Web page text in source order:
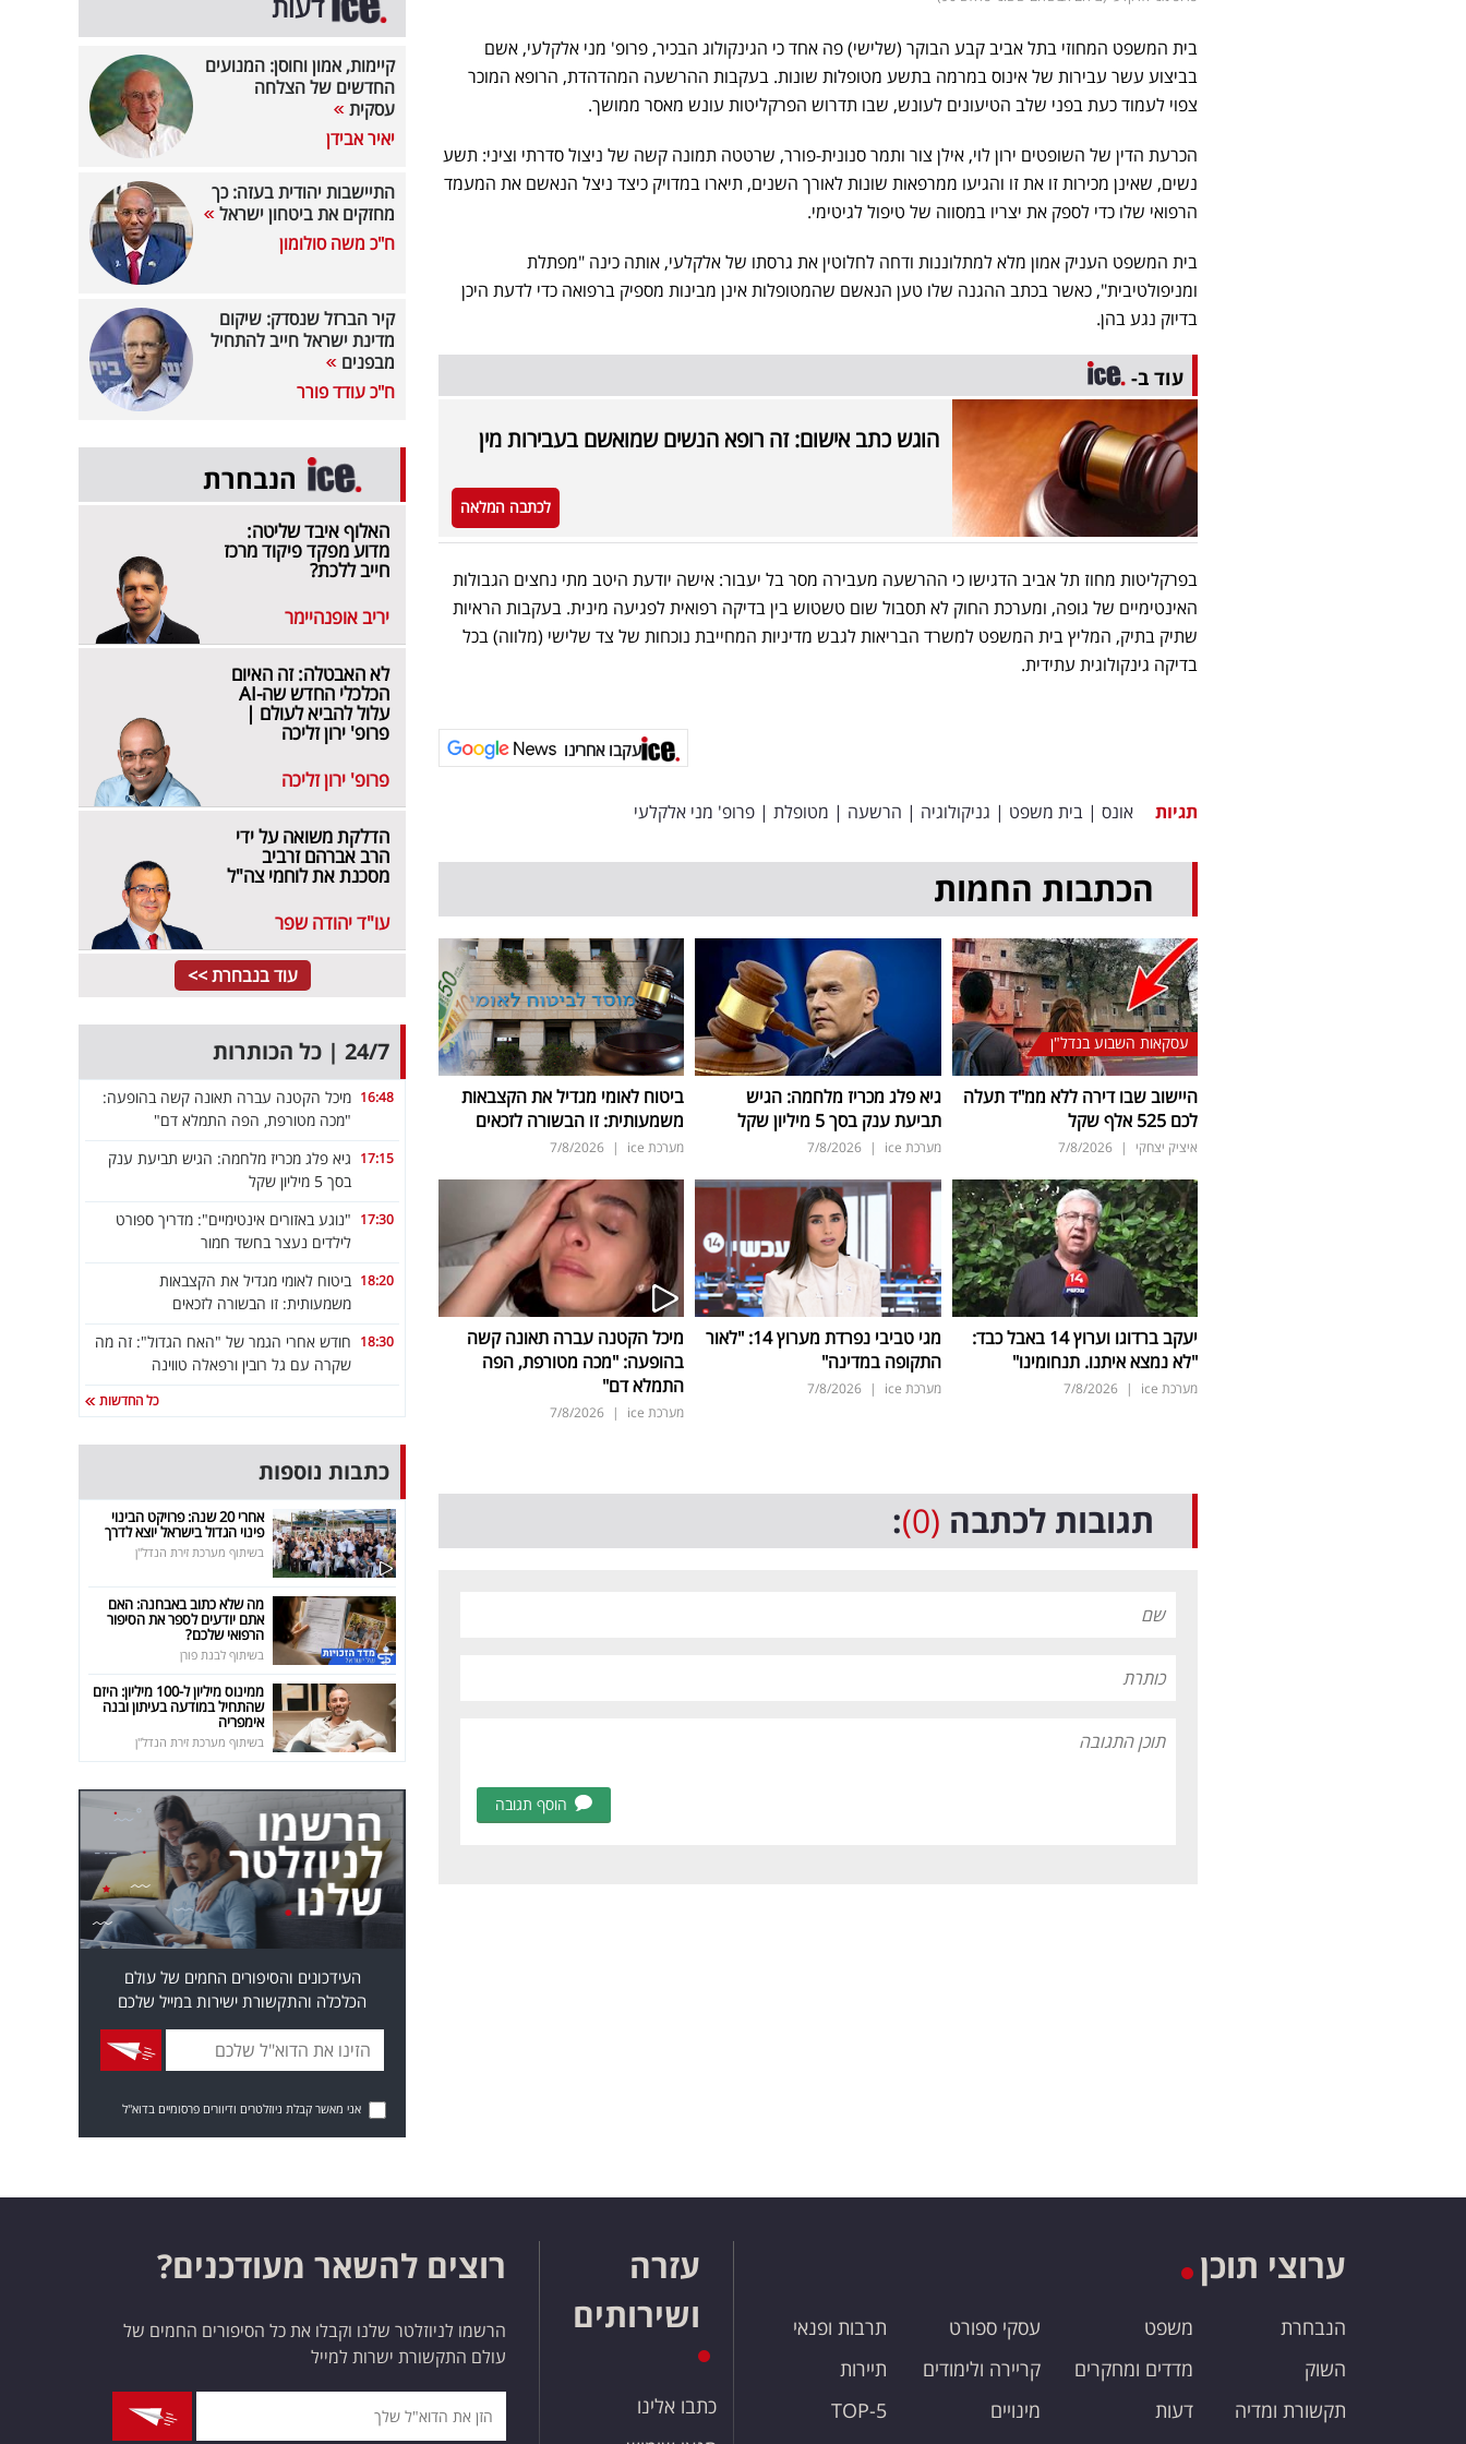
בית המשפט המחוזי בתל אביב קבע הבוקר (שלישי) פה אחד כי הגינקולוג הבכיר, פרופ' מני אלקלעי, אשם
בביצוע עשר עבירות של אינוס במרמה בתשע מטופלות שונות. בעקבות ההרשעה המהדהדת, הרופא המוכר
צפוי לעמוד כעת בפני שלב הטיעונים לעונש, שבו תדרוש הפרקליטות עונש מאסר ממושך.
הכרעת הדין של השופטים ירון לוי, אילן צור ותמר סנונית-פורר, שרטטה תמונה קשה של ניצול סדרתי וציני: תשע
נשים, שאינן מכירות זו את זו והגיעו ממרפאות שונות לאורך השנים, תיארו במדויק כיצד ניצל הנאשם את המעמד
הרפואי שלו כדי לספק את יצריו במסווה של טיפול לגיטימי.
בית המשפט העניק אמון מלא למתלוננות ודחה לחלוטין את גרסתו של אלקלעי, אותה כינה "מפתלת
ומניפולטיבית", כאשר בכתב ההגנה שלו טען הנאשם שהמטופלות אינן מבינות מספיק ברפואה כדי לדעת היכן
בדיוק נגע בהן.
עוד ב-
הוגש כתב אישום: זה רופא הנשים שמואשם בעבירות מין
לכתבה המלאה
בפרקליטות מחוז תל אביב הדגישו כי ההרשעה מעבירה מסר בל יעבור: אישה יודעת היטב מתי נחצים הגבולות
האינטימיים של גופה, ומערכת החוק לא תסבול שום טשטוש בין בדיקה רפואית לפגיעה מינית. בעקבות הראיות
שתיק בתיק, המליץ בית המשפט למשרד הבריאות לגבש מדיניות המחייבת נוכחות של צד שלישי (מלווה) בכל
בדיקה גינקולוגית עתידית.
עקבו אחרינו
תגיות אונס | בית משפט | גניקולוגיה | הרשעה | מטופלת | פרופ' מני אלקלעי
הכתבות החמות
עסקאות השבוע בנדל"ן
היישוב שבו דירה ללא ממ"ד תעלה
לכם 525 אלף שקל
איציק יצחקי |
7/8/2026
גיא פלג מכריז מלחמה: הגיש
תביעת ענק בסך 5 מיליון שקל
מערכת ice |
7/8/2026
ביטוח לאומי מגדיל את הקצבאות
משמעותית: זו הבשורה לזכאים
מערכת ice |
7/8/2026
יעקב ברדוגו וערוץ 14 באבל כבד:
"לא נמצא איתנו. תנחומינו"
מערכת ice |
7/8/2026
מגי טביבי נפרדת מערוץ 14: "לאור
התקופה במדינה"
מערכת ice |
7/8/2026
מיכל הקטנה עברה תאונה קשה
בהופעה: "מכה מטורפת, הפה
התמלא דם"
מערכת ice |
7/8/2026
תגובות לכתבה (0)
:
הוסף תגובה
קיימות, אמון וחוסן: המנועים
החדשים של הצלחה
עסקית
יאיר אבידן
התיישבות יהודית בעזה: כך
מחזקים את ביטחון ישראל
ח"כ משה סולומון
קיר הברזל שנסדק: שיקום
מדינת ישראל חייב להתחיל
מבפנים
ח"כ עודד פורר
הנבחרת
האלוף איבד שליטה:
מדוע מפקד פיקוד מרכז
חייב ללכת?
יריב אופנהיימר
לא האבטלה: זה האיום
הכלכלי החדש שה-AI
עלול להביא לעולם |
פרופ' ירון זליכה
פרופ' ירון זליכה
הדלקת משואה על ידי
הרב אברהם זרביב
מסכנת את לוחמי צה"ל
עו"ד יהודה שפר
עוד בנבחרת >>
24/7 | כל הכותרות
16:48 מיכל הקטנה עברה תאונה קשה בהופעה:
"מכה מטורפת, הפה התמלא דם"
17:15 גיא פלג מכריז מלחמה: הגיש תביעת ענק
בסך 5 מיליון שקל
17:30 "נוגע באזורים אינטימיים": מדריך ספורט
לילדים נעצר בחשד חמור
18:20 ביטוח לאומי מגדיל את הקצבאות
משמעותית: זו הבשורה לזכאים
18:30 חודש אחרי הגמר של "האח הגדול": זה מה
שקרה עם גל רובין ורפאלה טווינה
כל החדשות
כתבות נוספות
אחרי 20 שנה: פרויקט הבינוי
פינוי הגדול בישראל יוצא לדרך
בשיתוף מערכת זירת הנדל"ן
מה שלא כתוב באבחנה: האם
אתם יודעים לספר את הסיפור
הרפואי שלכם?
בשיתוף לבנת פורן
ממינוס מיליון ל-100 מיליון: היזם
שהתחיל במודעה בעיתון ובנה
אימפריה
בשיתוף מערכת זירת הנדל"ן
העידכונים והסיפורים החמים של עולם
הכלכלה והתקשורת ישירות במייל שלכם
אני מאשר קבלת ניוזלטרים ודיוורים פרסומיים בדוא"ל
ערוצי תוכן
הנבחרת
השוק
תקשורת ומדיה
משפט
מדדים ומחקרים
דעות
עסקי ספורט
קריירה ולימודים
מינויים
תרבות ופנאי
תיירות
TOP-5
עזרה
ושירותים
כתבו אלינו
רוצים להשאר מעודכנים?
הרשמו לניוזלטר שלנו וקבלו את כל הסיפורים החמים של
עולם התקשורת ישרות למייל